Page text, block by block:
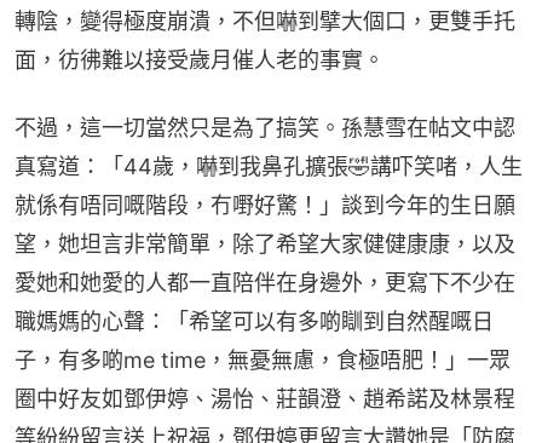
轉陰，變得極度崩潰，不但嚇到擘大個口，更雙手托
面，彷彿難以接受歲月催人老的事實。
不過，這一切當然只是為了搞笑。孫慧雪在帖文中認
真寫道：「44歲，嚇到我鼻孔擴張🤣講吓笑啫，人生
就係有唔同嘅階段，冇嘢好驚！」談到今年的生日願
望，她坦言非常簡單，除了希望大家健健康康，以及
愛她和她愛的人都一直陪伴在身邊外，更寫下不少在
職媽媽的心聲：「希望可以有多啲瞓到自然醒嘅日
子，有多啲me time，無憂無慮，食極唔肥！」一眾
圈中好友如鄧伊婷、湯怡、莊韻澄、趙希諾及林景程
等紛紛留言送上祝福，鄧伊婷更留言大讚她是「防腐